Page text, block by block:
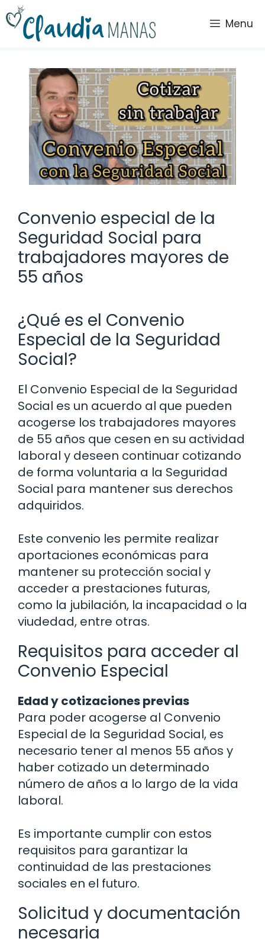
Saltar
al
contenido
Menu
Convenio especial de la
Seguridad Social para
trabajadores mayores de
55 años
¿Qué es el Convenio
Especial de la Seguridad
Social?
El Convenio Especial de la Seguridad
Social es un acuerdo al que pueden
acogerse los trabajadores mayores
de 55 años que cesen en su actividad
laboral y deseen continuar cotizando
de forma voluntaria a la Seguridad
Social para mantener sus derechos
adquiridos.
Este convenio les permite realizar
aportaciones económicas para
mantener su protección social y
acceder a prestaciones futuras,
como la jubilación, la incapacidad o la
viudedad, entre otras.
Requisitos para acceder al
Convenio Especial
Edad y cotizaciones previas
Para poder acogerse al Convenio
Especial de la Seguridad Social, es
necesario tener al menos 55 años y
haber cotizado un determinado
número de años a lo largo de la vida
laboral.
Es importante cumplir con estos
requisitos para garantizar la
continuidad de las prestaciones
sociales en el futuro.
Solicitud y documentación
necesaria